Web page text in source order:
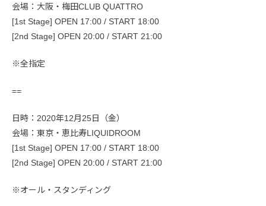
会場：大阪・梅田CLUB QUATTRO
[1st Stage] OPEN 17:00 / START 18:00
[2nd Stage] OPEN 20:00 / START 21:00
※全指定
==
日時：2020年12月25日（金）
会場：東京・恵比寿LIQUIDROOM
[1st Stage] OPEN 17:00 / START 18:00
[2nd Stage] OPEN 20:00 / START 21:00
※オール・スタンディング